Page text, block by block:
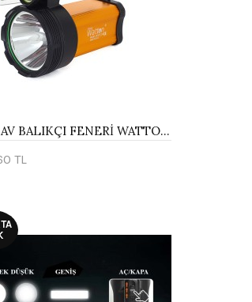
ÖZEL AV BALIKÇI FENERİ WATTON WT-238
TL